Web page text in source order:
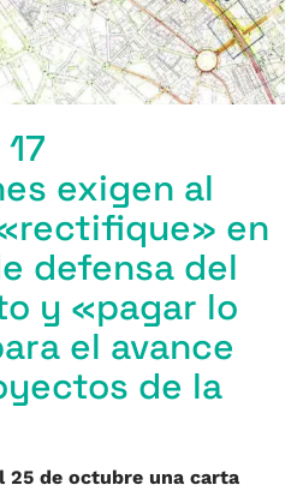
exigen al
en
defensa del
y «pagar lo
el avance
de la
25 de octubre una carta